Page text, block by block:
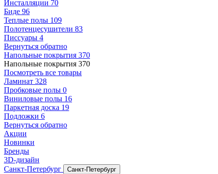
Инсталляции 70
Биде 96
Теплые полы 109
Полотенцесушители 83
Писсуары 4
Вернуться обратно
Напольные покрытия 370
Напольные покрытия 370
Посмотреть все товары
Ламинат 328
Пробковые полы 0
Виниловые полы 16
Паркетная доска 19
Подложки 6
Вернуться обратно
Акции
Новинки
Бренды
3D-дизайн
Санкт-Петербург
Санкт-Петербург